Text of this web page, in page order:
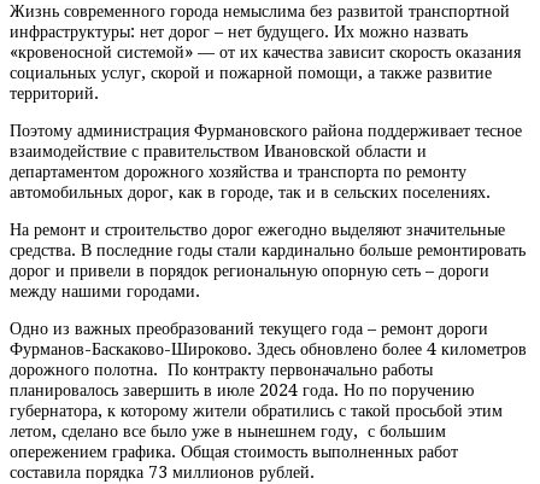
Жизнь современного города немыслима без развитой транспортной
инфраструктуры: нет дорог – нет будущего. Их можно назвать
«кровеносной системой» — от их качества зависит скорость оказания
социальных услуг, скорой и пожарной помощи, а также развитие
территорий.
Поэтому администрация Фурмановского района поддерживает тесное
взаимодействие с правительством Ивановской области и
департаментом дорожного хозяйства и транспорта по ремонту
автомобильных дорог, как в городе, так и в сельских поселениях.
На ремонт и строительство дорог ежегодно выделяют значительные
средства. В последние годы стали кардинально больше ремонтировать
дорог и привели в порядок региональную опорную сеть – дороги
между нашими городами.
Одно из важных преобразований текущего года – ремонт дороги
Фурманов-Баскаково-Широково. Здесь обновлено более 4 километров
дорожного полотна. По контракту первоначально работы
планировалось завершить в июле 2024 года. Но по поручению
губернатора, к которому жители обратились с такой просьбой этим
летом, сделано все было уже в нынешнем году, с большим
опережением графика. Общая стоимость выполненных работ
составила порядка 73 миллионов рублей.